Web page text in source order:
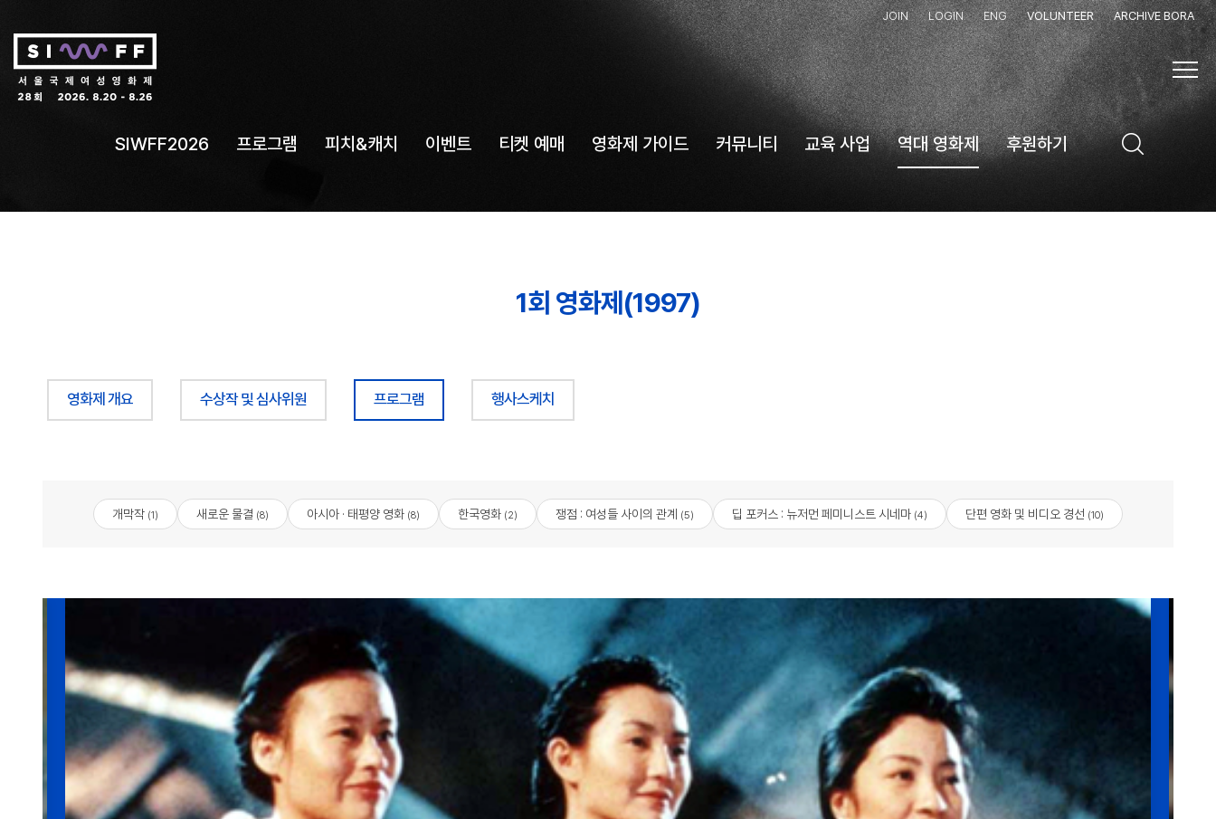
JOIN LOGIN ENG VOLUNTEER ARCHIVE BORA
SIWFF2026 프로그램 피치&캐치 이벤트 티켓 예매 영화제 가이드 커뮤니티 교육 사업 역대 영화제 후원하기
1회 영화제(1997)
영화제 개요 수상작 및 심사위원 프로그램 행사스케치
개막작 (1) 새로운 물결 (8) 아시아 · 태평양 영화 (8) 한국영화 (2) 쟁점 : 여성들 사이의 관계 (5) 딥 포커스 : 뉴저먼 페미니스트 시네마 (4) 단편 영화 및 비디오 경선 (10)